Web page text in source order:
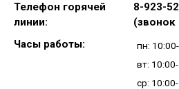
Телефон горячей
линии:
8-923-
(звонок
Часы работы:
пн:
вт:
ср: